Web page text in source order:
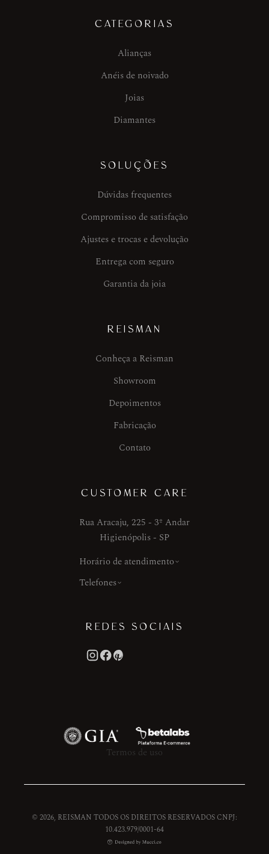
CATEGORIAS
Alianças
Anéis de noivado
Joias
Diamantes
SOLUÇÕES
Dúvidas frequentes
Compromisso de satisfação
Ajustes e trocas e devolução
Entrega com seguro
Garantia da joia
REISMAN
Conheça a Reisman
Showroom
Depoimentos
Fabricação
Contato
CUSTOMER CARE
Rua Aracaju, 225 - 3º Andar
Higienópolis - SP
Horário de atendimento
Telefones
REDES SOCIAIS
Termos de uso
© 2026, REISMAN TODOS OS DIREITOS RESERVADOS CNPJ:
10.423.979/0001-64